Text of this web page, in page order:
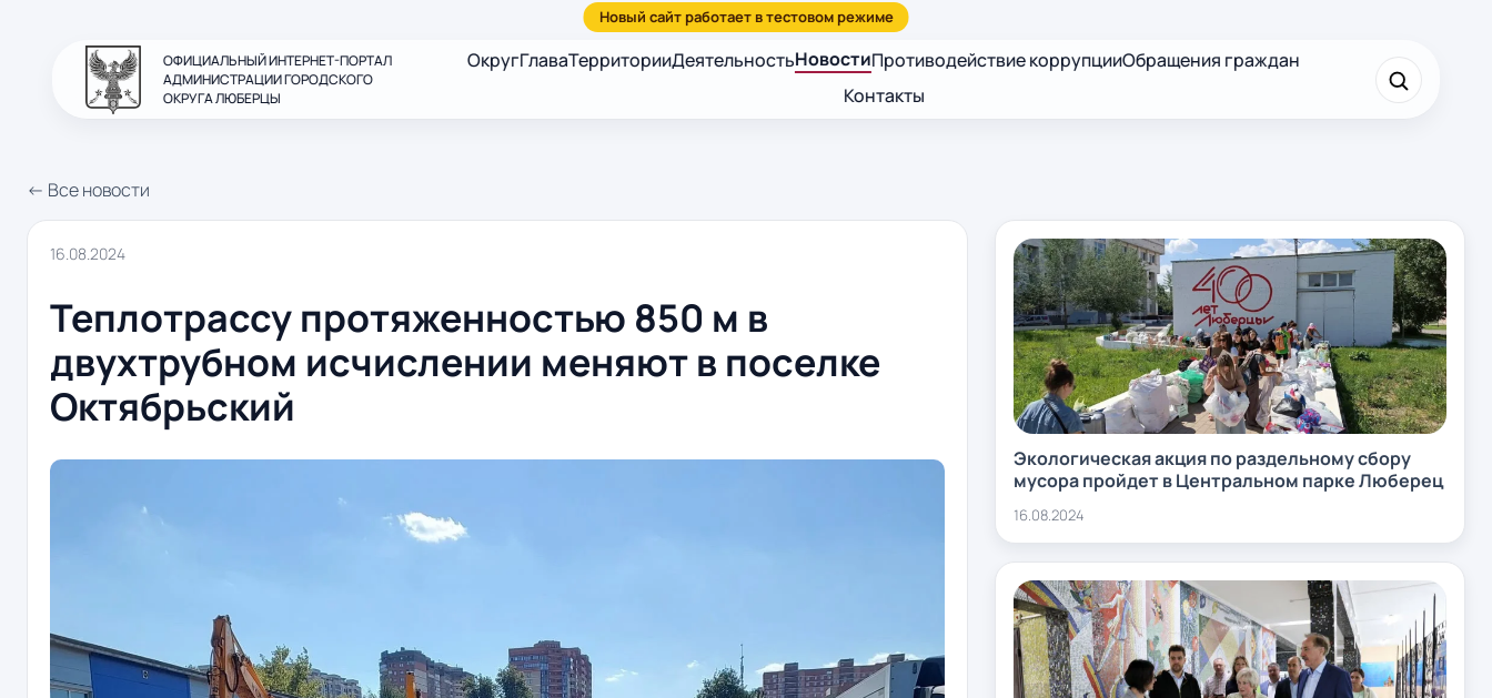
ОФИЦИАЛЬНЫЙ ИНТЕРНЕТ-ПОРТАЛ
АДМИНИСТРАЦИИ ГОРОДСКОГО
ОКРУГА ЛЮБЕРЦЫ
ОкругГлаваТерриторииДеятельностьНовостиПротиводействие коррупцииОбращения граждан
Контакты
← Все новости
16.08.2024
Теплотрассу протяженностью 850 м в
двухтрубном исчислении меняют в поселке
Октябрьский
Экологическая акция по раздельному сбору
мусора пройдет в Центральном парке Люберец
16.08.2024